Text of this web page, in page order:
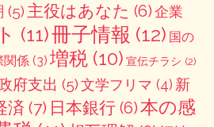
(5) 主役はあなた (6)企業
(11)冊子情報 (12) 国の
関係 (3) 増税 (10) 宣伝チラシ (2)
府支出 (5)文学フリマ (4) 新
済 (7) 日本銀行 (6)本の感